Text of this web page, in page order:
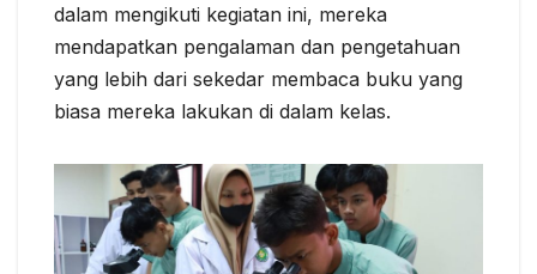
dalam mengikuti kegiatan ini, mereka
mendapatkan pengalaman dan pengetahuan
yang lebih dari sekedar membaca buku yang
biasa mereka lakukan di dalam kelas.